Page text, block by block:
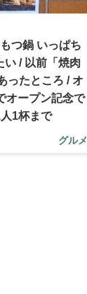
つ鍋 いっぱち
い / 以前「焼肉
ったところ / オ
オープン記念で
1杯まで
グルメ